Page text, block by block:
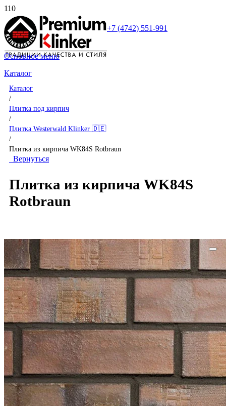
+7 (4742) 551-991
Основное меню
Каталог
Каталог
/
Плитка под кирпич
/
Плитка Westerwald Klinker 🇩🇪
/
Плитка из кирпича WK84S Rotbraun
Вернуться
Плитка из кирпича WK84S
Rotbraun